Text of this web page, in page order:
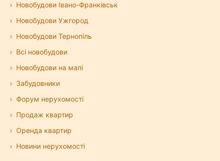
Новобудови Івано-Франківськ
Новобудови Ужгород
Новобудови Тернопіль
Всі новобудови
Новобудови на мапі
Забудовники
Форум нерухомості
Продаж квартир
Оренда квартир
Новини нерухомості